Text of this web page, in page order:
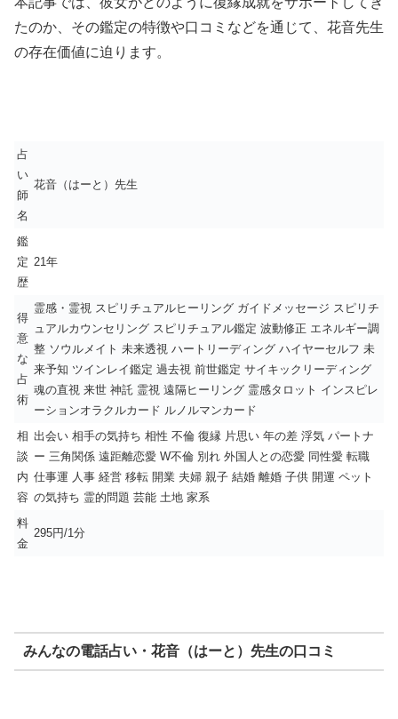
たのか、その鑑定の特徴や口コミなどを通じて、花音先生
の存在価値に迫ります。
占
い
師
名
花音（はーと）先生
鑑
定
歴
21年
得
意
な
占
術
霊感・霊視 スピリチュアルヒーリング ガイドメッセージ スピリチ
ュアルカウンセリング スピリチュアル鑑定 波動修正 エネルギー調
整 ソウルメイト 未来透視 ハートリーディング ハイヤーセルフ 未
来予知 ツインレイ鑑定 過去視 前世鑑定 サイキックリーディング
魂の直視 来世 神託 霊視 遠隔ヒーリング 霊感タロット インスピレ
ーションオラクルカード ルノルマンカード
相
談
内
容
出会い 相手の気持ち 相性 不倫 復縁 片思い 年の差 浮気 パートナ
ー 三角関係 遠距離恋愛 W不倫 別れ 外国人との恋愛 同性愛 転職
仕事運 人事 経営 移転 開業 夫婦 親子 結婚 離婚 子供 開運 ペット
の気持ち 霊的問題 芸能 土地 家系
料
金
295円/1分
みんなの電話占い・花音（はーと）先生の口コミ